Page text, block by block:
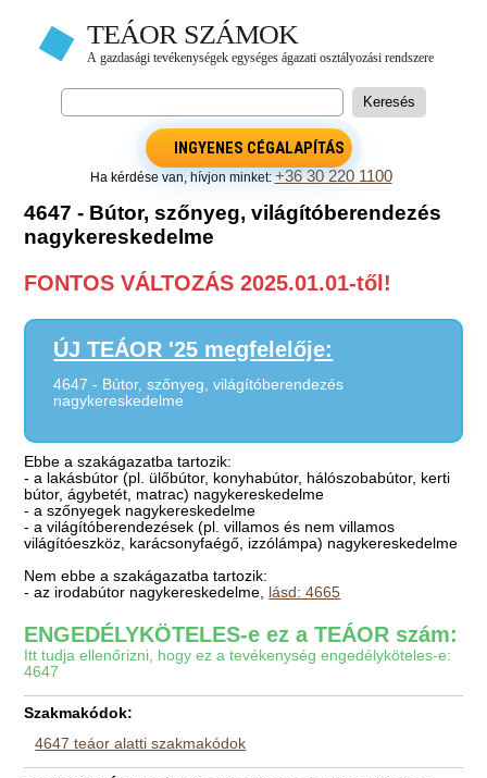
INGYENES CÉGALAPÍTÁS
Ha kérdése van, hívjon minket:+36 30 220 1100
4647 - Bútor, szőnyeg, világítóberendezés
nagykereskedelme
FONTOS VÁLTOZÁS 2025.01.01-től!
ÚJ TEÁOR '25 megfelelője:
4647 - Bútor, szőnyeg, világítóberendezés
nagykereskedelme
Ebbe a szakágazatba tartozik:
- a lakásbútor (pl. ülőbútor, konyhabútor, hálószobabútor, kerti
bútor, ágybetét, matrac) nagykereskedelme
- a szőnyegek nagykereskedelme
- a világítóberendezések (pl. villamos és nem villamos
világítóeszköz, karácsonyfaégő, izzólámpa) nagykereskedelme
Nem ebbe a szakágazatba tartozik:
- az irodabútor nagykereskedelme, lásd: 4665
ENGEDÉLYKÖTELES-e ez a TEÁOR szám:
Itt tudja ellenőrizni, hogy ez a tevékenység engedélyköteles-e:
4647
Szakmakódok:
4647 teáor alatti szakmakódok